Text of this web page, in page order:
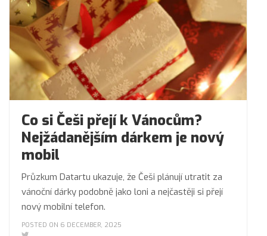
Co si Češi přejí k Vánocům?
Nejžádanějším dárkem je nový
mobil
Průzkum Datartu ukazuje, že Češi plánují utratit za
vánoční dárky podobně jako loni a nejčastěji si přejí
nový mobilní telefon.
POSTED ON 6 DECEMBER, 2025